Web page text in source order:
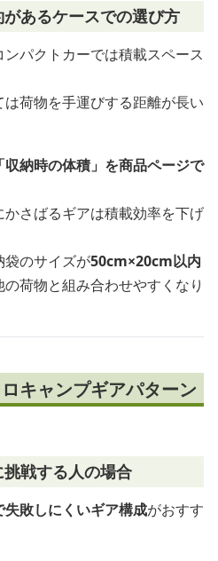
あるケースでの選び方
パクトカーでは積載スペース
荷物を手運びする距離が長い
「収納時の体積」を商品ページで
さばるギアは積載効率を下げ
袋のサイズが50cm×20cm以内
荷物と組み合わせやすくなり
キャンプギアパターン
戦する人の場合
失敗しにくいギア構成がおすす